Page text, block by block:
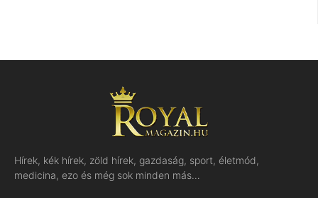
Hírek, kék hírek, zöld hírek, gazdaság, sport, életmód,
medicina, ezo és még sok minden más…